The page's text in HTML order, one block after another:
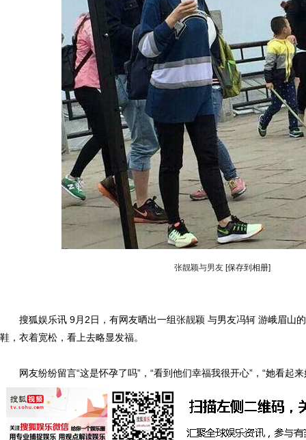
张靓颖与男友 [保存到相册]
搜狐娱乐讯 9月2日，有网友晒出一组张靓颖 与男友冯轲 游峨眉山
鞋，衣着宽松，看上去略显发福。
网友纷纷留言“这是怀孕了吗”，“看到他们幸福我很开心”，“她看起来